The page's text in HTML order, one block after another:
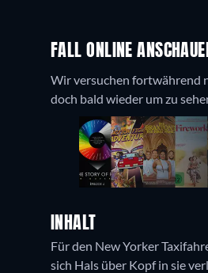
FALL ONLINE
Wir versuchen fortwährend
doch bald wieder um zu
INHALT
Für den New Yorker
sich Hals über Kopf in sie